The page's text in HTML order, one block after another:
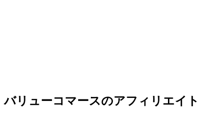
バリューコマースのアフィリエイト